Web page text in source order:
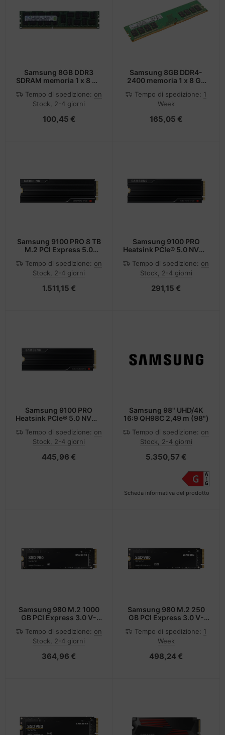
Samsung 8GB DDR3
SDRAM memoria 1 x 8 GB
Check (verifica integrità
dati)
Tempo di spedizione: on
Stock, 2-4 giorni
100,45 €
Samsung 8GB DDR4-
2400 memoria 1 x 8 GB
Tempo di spedizione: 1
Week
165,05 €
Samsung 9100 PRO 8 TB
M.2 PCI Express 5.0
Tempo di spedizione: on
Stock, 2-4 giorni
1.511,15 €
Samsung 9100 PRO
Heatsink PCIe® 5.0 NVMe
Tempo di spedizione: on
Stock, 2-4 giorni
291,15 €
Samsung 9100 PRO
Heatsink PCIe® 5.0 NVMe
Tempo di spedizione: on
Stock, 2-4 giorni
445,96 €
Samsung 98" UHD/4K
16:9 QH98C 2,49 m (98")
Tempo di spedizione: on
Stock, 2-4 giorni
5.350,57 €
Scheda informativa del prodotto
Samsung 980 M.2 1000
GB PCI Express 3.0 V-
Tempo di spedizione: on
Stock, 2-4 giorni
364,96 €
Samsung 980 M.2 250
GB PCI Express 3.0 V-
Tempo di spedizione: 1
Week
498,24 €